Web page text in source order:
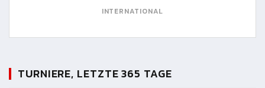
INTERNATIONAL
TURNIERE, LETZTE 365 TAGE